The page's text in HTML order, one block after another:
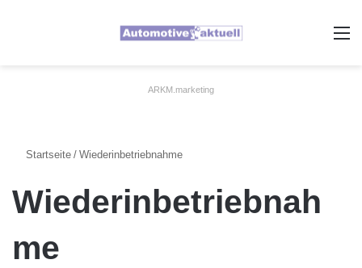
ARKM.marketing
Startseite / Wiederinbetriebnahme
Wiederinbetriebnah
me